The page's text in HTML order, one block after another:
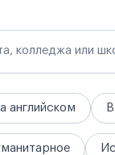
колледжа или
английском